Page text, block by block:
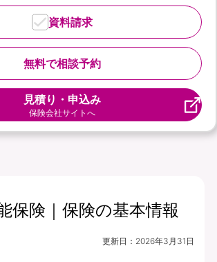
無料で相談予約
資料請求
見積り・申込み
保険会社サイトへ
保険｜保険の基本情報
更新日： 2026年3月31日